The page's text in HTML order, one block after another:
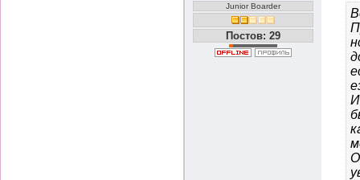
Junior Boarder
Постов: 29